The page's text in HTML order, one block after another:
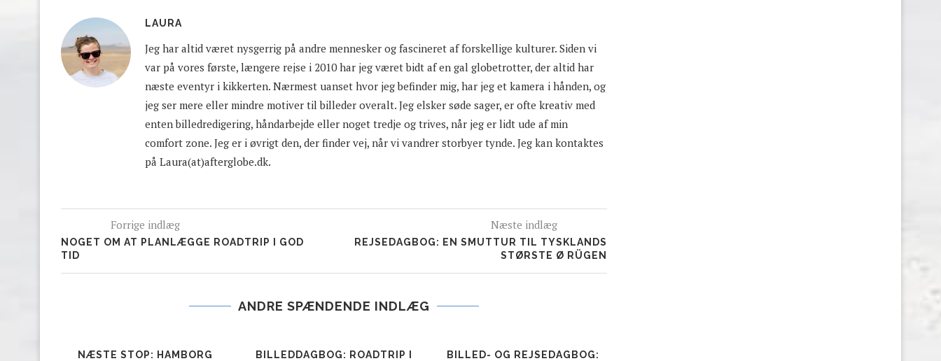
LAURA
Jeg har altid været nysgerrig på andre mennesker og fascineret af forskellige kulturer. Siden vi
var på vores første, længere rejse i 2010 har jeg været bidt af en gal globetrotter, der altid har
næste eventyr i kikkerten. Nærmest uanset hvor jeg befinder mig, har jeg et kamera i hånden, og
jeg ser mere eller mindre motiver til billeder overalt. Jeg elsker søde sager, er ofte kreativ med
enten billedredigering, håndarbejde eller noget tredje og trives, når jeg er lidt ude af min
comfort zone. Jeg er i øvrigt den, der finder vej, når vi vandrer storbyer tynde. Jeg kan kontaktes
på Laura(at)afterglobe.dk.
Forrige indlæg
NOGET OM AT PLANLÆGGE ROADTRIP I GOD
TID
Næste indlæg
REJSEDAGBOG: EN SMUTTUR TIL TYSKLANDS
STØRSTE Ø RÜGEN
ANDRE SPÆNDENDE INDLÆG
NÆSTE STOP: HAMBORG
BILLEDDAGBOG: ROADTRIP I
BILLED- OG REJSEDAGBOG: